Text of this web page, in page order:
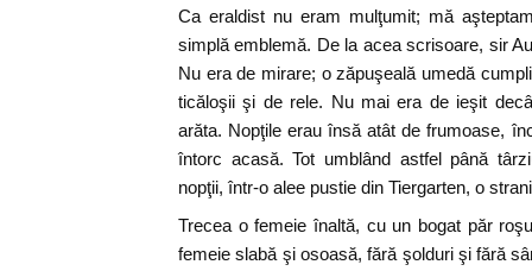
Ca eraldist nu eram mulţumit; mă
simplă emblemă. De la acea scrisoare, sir
Nu era de mirare; o zăpuşeală umedă
ticăloşii şi de rele. Nu mai era de ieşit
arăta. Nopţile erau însă atât de frumoase,
întorc acasă. Tot umblând astfel până
nopţii, într-o alee pustie din Tiergarten, o
Trecea o femeie înaltă, cu un bogat păr
femeie slabă şi osoasă, fără şolduri şi fără